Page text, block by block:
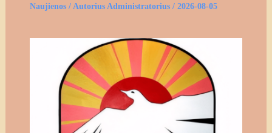
Naujienos/ Autorius Administratorius / 2026-08-05